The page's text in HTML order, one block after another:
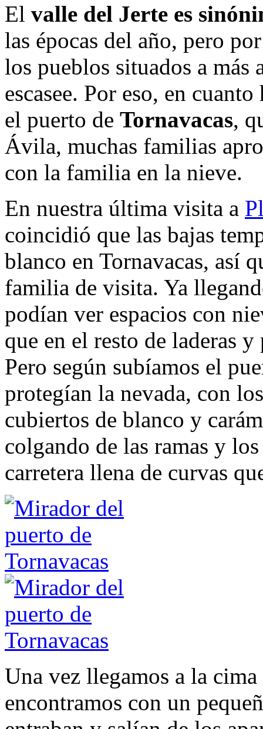
El valle del Jerte es
las épocas del año, pero
los pueblos situados a
escasee. Por eso, en
el puerto de Tornavacas,
Ávila, muchas familias
con la familia en la nieve.
En nuestra última visita a
coincidió que las bajas
blanco en Tornavacas, así
familia de visita. Ya
podían ver espacios con
que en el resto de laderas
Pero según subíamos el
protegían la nevada, con
cubiertos de blanco y
colgando de las ramas y
carretera llena de curvas
Una vez llegamos a la
encontramos con un